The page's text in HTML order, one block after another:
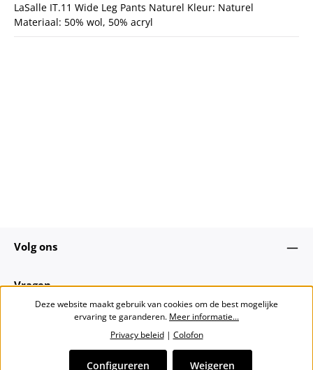
LaSalle IT.11 Wide Leg Pants Naturel Kleur: Naturel
Materiaal: 50% wol, 50% acryl
Volg ons
Vragen
Deze website maakt gebruik van cookies om de best mogelijke
ervaring te garanderen. Meer informatie...
Privacy beleid| Colofon
Weigeren
Configureren